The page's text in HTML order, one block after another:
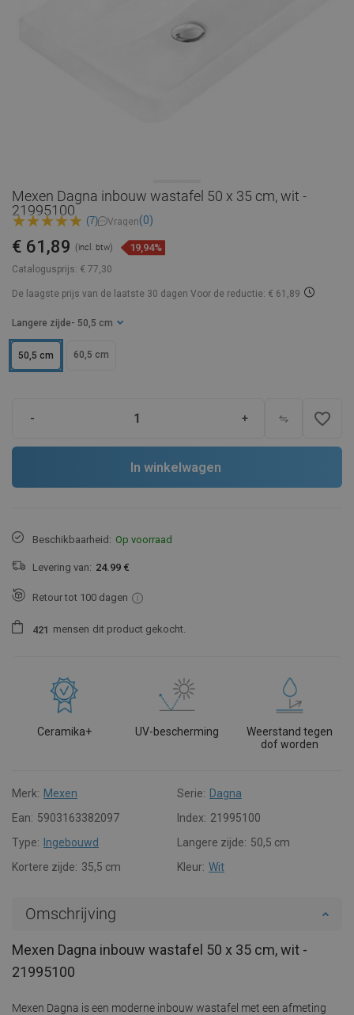
Mexen Dagna inbouw wastafel 50 x 35 cm, wit -
21995100
(7) Vragen(0)
Catalogusprijs: € 77,30
€ 61,89 (incl. btw) 19,94%
De laagste prijs van de laatste 30 dagen Voor de reductie: € 61,89
Langere zijde - 50,5 cm
50,5 cm 60,5 cm
- + favorite_border
In winkelwagen
Beschikbaarheid: Op voorraad
Levering van: 24.99 €
Retour tot 100 dagen
421 mensen dit product gekocht.
Ceramika+ UV-bescherming
Weerstand tegen
dof worden
Merk: Mexen Serie: Dagna
Ean: 5903163382097 Index: 21995100
Type:
Ingebouwd Langere zijde: 50,5 cm
Kortere zijde: 35,5 cm Kleur: Wit
Omschrijving
Mexen Dagna inbouw wastafel 50 x 35 cm, wit -
21995100
Mexen Dagna is een moderne inbouw wastafel met een afmeting